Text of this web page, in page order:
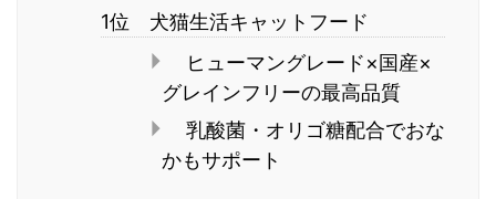
1位 犬猫生活キャットフード
ヒューマングレード×国産×
グレインフリーの最高品質
乳酸菌・オリゴ糖配合でおな
かもサポート